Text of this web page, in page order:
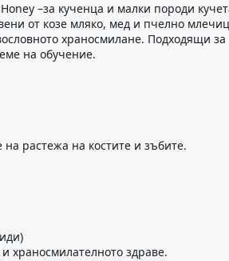
–за кученца и малки породи
от козе мляко, мед и пчелно
храносмилане. Подходящи за
на обучение.
растежа на костите и зъбите.
храносмилателното здраве.